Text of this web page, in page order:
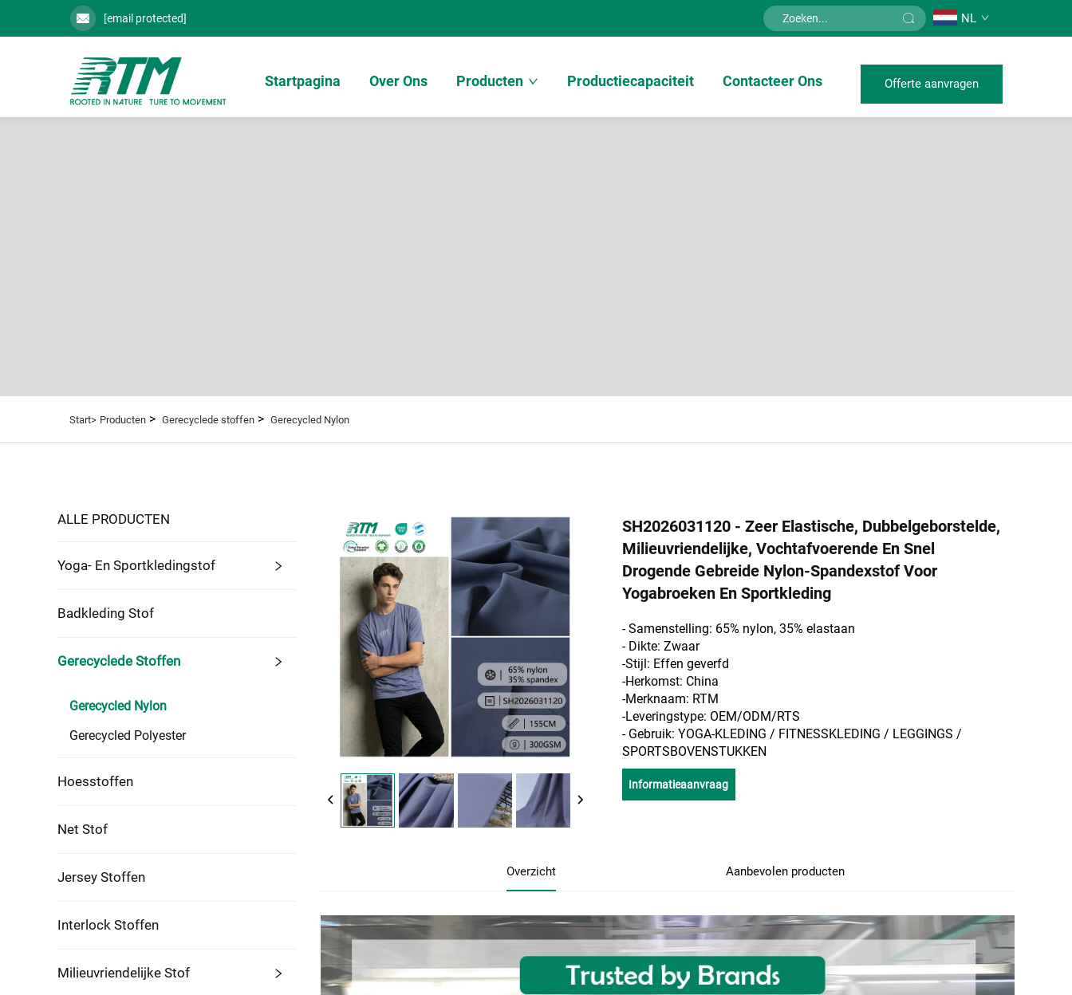
[email protected] NL
Startpagina Over Ons Producten Productiecapaciteit Contacteer Ons Offerte aanvragen
Start> Producten > Gerecyclede stoffen > Gerecycled Nylon
ALLE PRODUCTEN
Yoga- En Sportkledingstof
Badkleding Stof
Gerecyclede Stoffen
Gerecycled Nylon
Gerecycled Polyester
Hoesstoffen
Net Stof
Jersey Stoffen
Interlock Stoffen
Milieuvriendelijke Stof
SH2026031120 - Zeer Elastische, Dubbelgeborstelde,
Milieuvriendelijke, Vochtafvoerende En Snel
Drogende Gebreide Nylon-Spandexstof Voor
Yogabroeken En Sportkleding
- Samenstelling: 65% nylon, 35% elastaan
- Dikte: Zwaar
-Stijl: Effen geverfd
-Herkomst: China
-Merknaam: RTM
-Leveringstype: OEM/ODM/RTS
- Gebruik: YOGA-KLEDING / FITNESSKLEDING / LEGGINGS /
SPORTSBOVENSTUKKEN
Informatieaanvraag
Overzicht Aanbevolen producten